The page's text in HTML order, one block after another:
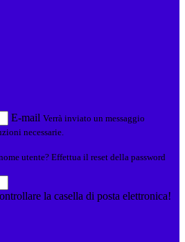
E-mail Verrà inviato un messaggio
necessarie.
utente? Effettua il reset della password
la casella di posta elettronica!